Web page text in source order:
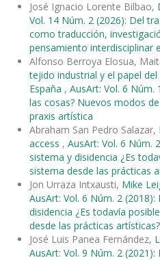
José Ignacio Lorente Bilbao,
Vol. 14 Núm. 2 (2026): Del
como traducción,
pensamiento interdisciplinar
Alfonso Berroya Elosua,
tejido industrial y el papel
España , AusArt: Vol. 6 Núm.
las cosas? Nuevos modos
praxis artística
Abraham San Pedro Salazar,
access , AusArt: Vol. 6 Núm.
sistema y disidencia ¿Es
sistema desde las prácticas
Jon Urraza Intxausti, Mike
AusArt: Vol. 6 Núm. 2
disidencia ¿Es todavía
desde las prácticas artísticas?
José Luis Panea Fernández,
AusArt: Vol. 9 Núm. 2